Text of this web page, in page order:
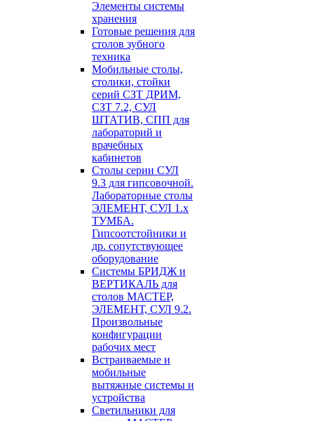
Элементы системы
хранения
Готовые решения для
столов зубного
техника
Мобильные столы,
столики, стойки
серий СЗТ ДРИМ,
СЗТ 7.2, СУЛ
ШТАТИВ, СПП для
лабораторий и
врачебных
кабинетов
Столы серии СУЛ
9.3 для гипсовочной.
Лабораторные столы
ЭЛЕМЕНТ, СУЛ 1.х
ТУМБА.
Гипсоотстойники и
др. сопутствующее
оборудование
Системы БРИДЖ и
ВЕРТИКАЛЬ для
столов МАСТЕР,
ЭЛЕМЕНТ, СУЛ 9.2.
Произвольные
конфигурации
рабочих мест
Встраиваемые и
мобильные
вытяжные системы и
устройства
Светильники для